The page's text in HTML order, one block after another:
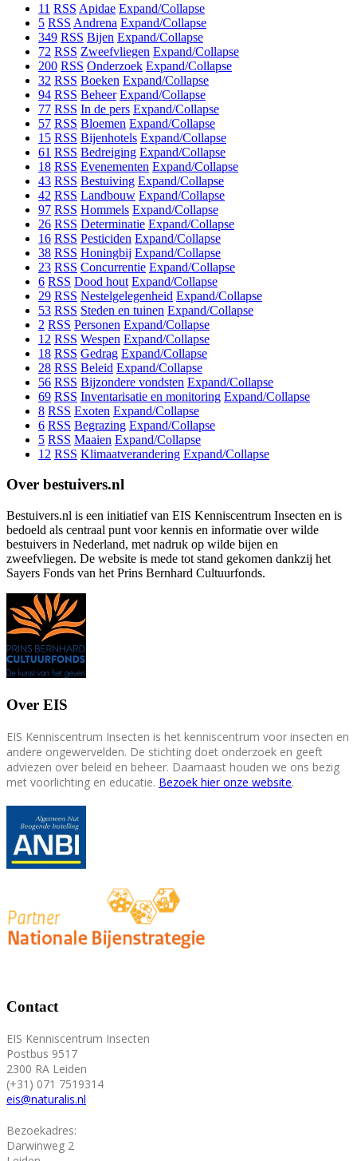
11 RSS Apidae Expand/Collapse
5 RSS Andrena Expand/Collapse
349 RSS Bijen Expand/Collapse
72 RSS Zweefvliegen Expand/Collapse
200 RSS Onderzoek Expand/Collapse
32 RSS Boeken Expand/Collapse
94 RSS Beheer Expand/Collapse
77 RSS In de pers Expand/Collapse
57 RSS Bloemen Expand/Collapse
15 RSS Bijenhotels Expand/Collapse
61 RSS Bedreiging Expand/Collapse
18 RSS Evenementen Expand/Collapse
43 RSS Bestuiving Expand/Collapse
42 RSS Landbouw Expand/Collapse
97 RSS Hommels Expand/Collapse
26 RSS Determinatie Expand/Collapse
16 RSS Pesticiden Expand/Collapse
38 RSS Honingbij Expand/Collapse
23 RSS Concurrentie Expand/Collapse
6 RSS Dood hout Expand/Collapse
29 RSS Nestelgelegenheid Expand/Collapse
53 RSS Steden en tuinen Expand/Collapse
2 RSS Personen Expand/Collapse
12 RSS Wespen Expand/Collapse
18 RSS Gedrag Expand/Collapse
28 RSS Beleid Expand/Collapse
56 RSS Bijzondere vondsten Expand/Collapse
69 RSS Inventarisatie en monitoring Expand/Collapse
8 RSS Exoten Expand/Collapse
6 RSS Begrazing Expand/Collapse
5 RSS Maaien Expand/Collapse
12 RSS Klimaatverandering Expand/Collapse
Over bestuivers.nl
Bestuivers.nl is een initiatief van EIS Kenniscentrum Insecten en is
bedoeld als centraal punt voor kennis en informatie over wilde
bestuivers in Nederland, met nadruk op wilde bijen en
zweefvliegen. De website is mede tot stand gekomen dankzij het
Sayers Fonds van het Prins Bernhard Cultuurfonds.
Over EIS
EIS Kenniscentrum Insecten is het kenniscentrum voor insecten en
andere ongewervelden. De stichting doet onderzoek en geeft
adviezen over beleid en beheer. Daarnaast houden we ons bezig
met voorlichting en educatie. Bezoek hier onze website.
Contact
EIS Kenniscentrum Insecten
Postbus 9517
2300 RA Leiden
(+31) 071 7519314
eis@naturalis.nl
Bezoekadres:
Darwinweg 2